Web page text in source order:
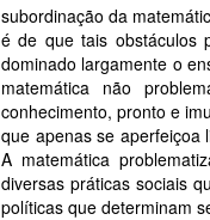
subordinação da
é de que tais obstáculos
dominado largamente o
matemática não
conhecimento, pronto e
que apenas se aperfeiçoa
A matemática
diversas práticas sociais
políticas que determinam